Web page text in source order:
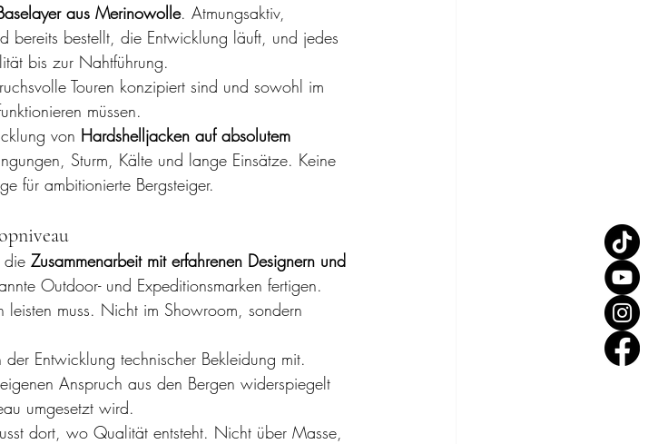
aus Merinowolle. Atmungsaktiv,
bereits bestellt, die Entwicklung läuft, und jedes
bis zur Nahtführung.
Touren konzipiert sind und sowohl im
müssen.
von Hardshelljacken auf absolutem
Sturm, Kälte und lange Einsätze. Keine
für ambitionierte Bergsteiger.
die Zusammenarbeit mit erfahrenen Designern und
Outdoor- und Expeditionsmarken fertigen.
muss. Nicht im Showroom, sondern
Entwicklung technischer Bekleidung mit.
Anspruch aus den Bergen widerspiegelt
umgesetzt wird.
dort, wo Qualität entsteht. Nicht über Masse,